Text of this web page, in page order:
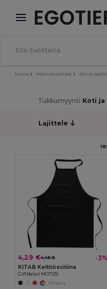
× Egotier-sovellus
Paremmat hinnat
Home Mainostuotteet Koti ja
Tukkumyynti Koti
Lajittele
4,29 €4,45 € -3%
KITAB Keittiöesiliina
GiftRetail MO7251
+9 Värit